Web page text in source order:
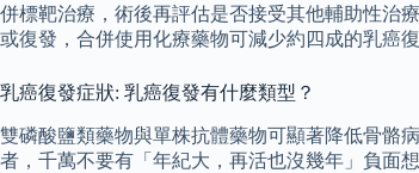
併標靶治療，術後再評估是否接受其他輔助性治
或復發，合併使用化療藥物可減少約四成的乳癌復
乳癌復發症狀: 乳癌復發有什麼類型？
雙磷酸鹽類藥物與單株抗體藥物可顯著降低骨骼
者，千萬不要有「年紀大，再活也沒幾年」負面